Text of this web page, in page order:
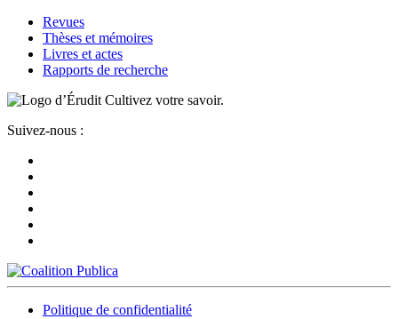
Revues
Thèses et mémoires
Livres et actes
Rapports de recherche
Cultivez votre savoir.
Suivez-nous :
Politique de confidentialité